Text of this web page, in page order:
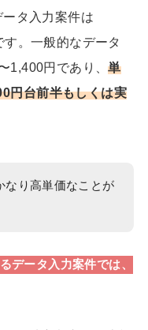
タ入力案件は
す。一般的なデータ
1,400円 であり、単
円台前半もしくは実
なり高単価なことが
データ入力案件では、